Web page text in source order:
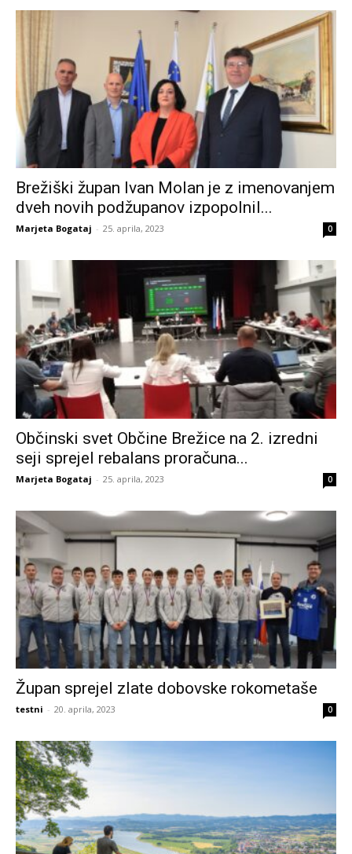
Brežiški župan Ivan Molan je z imenovanjem
dveh novih podžupanov izpopolnil...
Marjeta Bogataj - 25. aprila, 2023 0
Občinski svet Občine Brežice na 2. izredni
seji sprejel rebalans proračuna...
Marjeta Bogataj - 25. aprila, 2023 0
Župan sprejel zlate dobovske rokometaše
testni - 20. aprila, 2023 0